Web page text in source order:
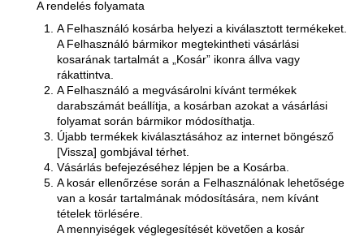
A rendelés folyamata
A Felhasználó kosárba helyezi a kiválasztott termékeket.
A Felhasználó bármikor megtekintheti vásárlási
kosarának tartalmát a „Kosár” ikonra állva vagy
rákattintva.
A Felhasználó a megvásárolni kívánt termékek
darabszámát beállítja, a kosárban azokat a vásárlási
folyamat során bármikor módosíthatja.
Újabb termékek kiválasztásához az internet böngésző
[Vissza] gombjával térhet.
Vásárlás befejezéséhez lépjen be a Kosárba.
A kosár ellenőrzése során a Felhasználónak lehetősége
van a kosár tartalmának módosítására, nem kívánt
tételek törlésére.
A mennyiségek véglegesítését követően a kosár